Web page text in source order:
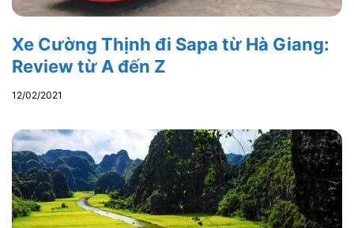
Xe Cường Thịnh đi Sapa từ Hà Giang:
Review từ A đến Z
12/02/2021